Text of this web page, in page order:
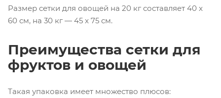
Размер сетки для овощей на 20 кг составляет 40 x
60 см, на 30 кг — 45 x 75 см.
Преимущества сетки для
фруктов и овощей
Такая упаковка имеет множество плюсов: